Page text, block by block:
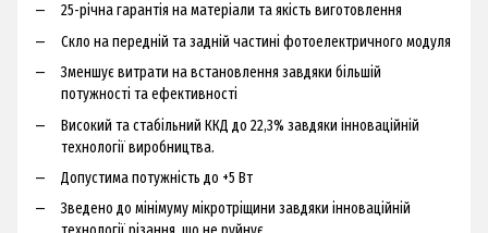
25-річна гарантія на матеріали та якість виготовлення
Скло на передній та задній частині фотоелектричного модуля
Зменшує витрати на встановлення завдяки більшій
потужності та ефективності
Високий та стабільний ККД до 22,3% завдяки інноваційній
технології виробництва.
Допустима потужність до +5 Вт
Зведено до мінімуму мікротріщини завдяки інноваційній